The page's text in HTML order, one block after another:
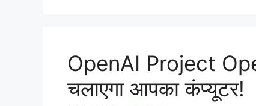
OpenAI Project
चलाएगा आपका कंप्यूटर!